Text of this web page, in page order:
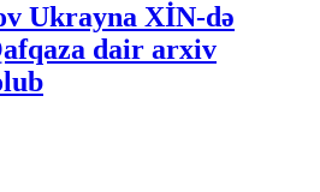
Ukrayna XİN-də
dair arxiv